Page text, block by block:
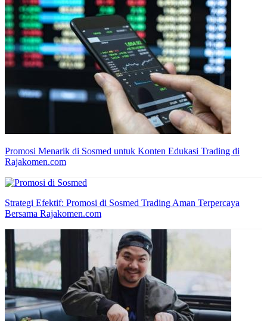
Promosi Menarik di Sosmed untuk Konten Edukasi Trading di
Rajakomen.com
Strategi Efektif: Promosi di Sosmed Trading Aman Terpercaya
Bersama Rajakomen.com